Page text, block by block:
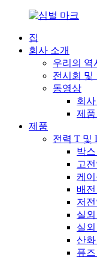
집
회사 소개
우리의 역
전시회 및
동영상
회
제
제품
전력 T 및
박
고
케
배전
저
실
실외
산화
퓨즈